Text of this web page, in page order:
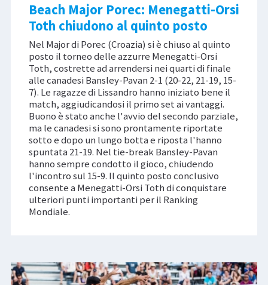
Beach Major Porec: Menegatti-Orsi
Toth chiudono al quinto posto
Nel Major di Porec (Croazia) si è chiuso al quinto
posto il torneo delle azzurre Menegatti-Orsi
Toth, costrette ad arrendersi nei quarti di finale
alle canadesi Bansley-Pavan 2-1 (20-22, 21-19, 15-
7). Le ragazze di Lissandro hanno iniziato bene il
match, aggiudicandosi il primo set ai vantaggi.
Buono è stato anche l'avvio del secondo parziale,
ma le canadesi si sono prontamente riportate
sotto e dopo un lungo botta e riposta l'hanno
spuntata 21-19. Nel tie-break Bansley-Pavan
hanno sempre condotto il gioco, chiudendo
l'incontro sul 15-9. Il quinto posto conclusivo
consente a Menegatti-Orsi Toth di conquistare
ulteriori punti importanti per il Ranking
Mondiale.